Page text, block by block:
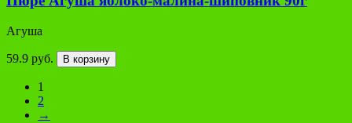
Агуша
59.9 руб. В корзину
1
2
→